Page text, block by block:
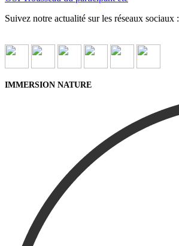
Suivez notre actualité sur les réseaux sociaux :
IMMERSION NATURE